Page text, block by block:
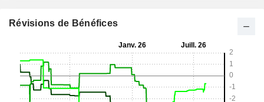
Révisions de Bénéfices